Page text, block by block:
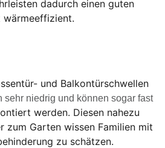
dadurch einen guten
wärmeeffizient.
und Balkontürschwellen
sehr niedrig und können sogar fast
werden. Diesen nahezu
zum Garten wissen Familien mit
zu schätzen.